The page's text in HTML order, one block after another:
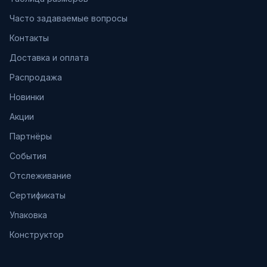
Часто задаваемые вопросы
Контакты
Доставка и оплата
Распродажа
Новинки
Акции
Партнёры
События
Отслеживание
Сертификаты
Упаковка
Конструктор